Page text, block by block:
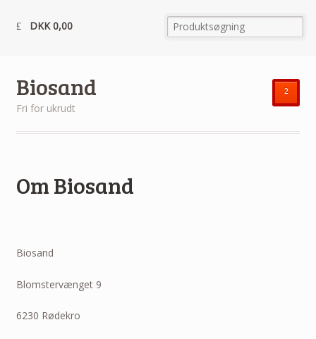
DKK0,00
Biosand
Fri for ukrudt
²
Om Biosand
Biosand
Blomstervænget 9
6230 Rødekro